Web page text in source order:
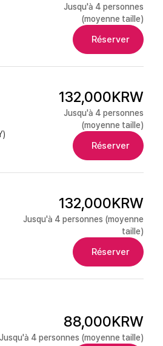
Jusqu'à 4 personnes
(moyenne taille)
Réserver
132,000KRW
Jusqu'à 4 personnes
(moyenne taille)
Réserver
132,000KRW
Jusqu'à 4 personnes (moyenne
taille)
Réserver
88,000KRW
Jusqu'à 4 personnes (moyenne taille)